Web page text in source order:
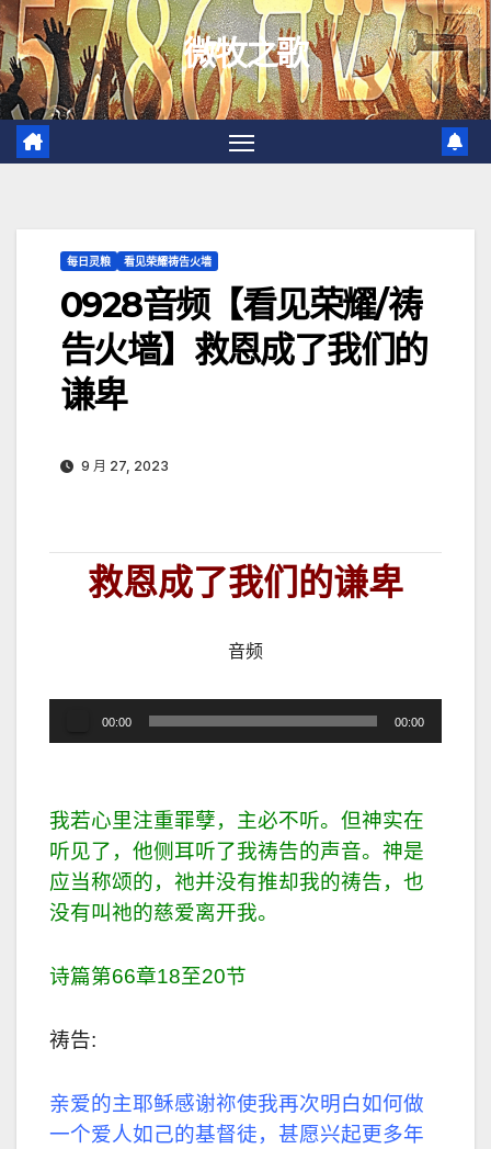
跳
至
内
容
微牧之歌
每日灵粮 看见荣耀祷告火墙
0928音频【看见荣耀/祷
告火墙】救恩成了我们的
谦卑
9 月 27, 2023
救恩成了我们的谦卑
音频
频
器
00:00 00:00
我若心里注重罪孽，主必不听。但神实在
听见了，他侧耳听了我祷告的声音。神是
应当称颂的，祂并没有推却我的祷告，也
没有叫祂的慈爱离开我。
诗篇第66章18至20节
祷告:
亲爱的主耶稣感谢祢使我再次明白如何做
一个爱人如己的基督徒，甚愿兴起更多年